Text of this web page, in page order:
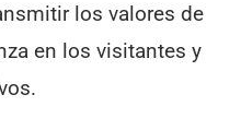
los valores de
en los visitantes y